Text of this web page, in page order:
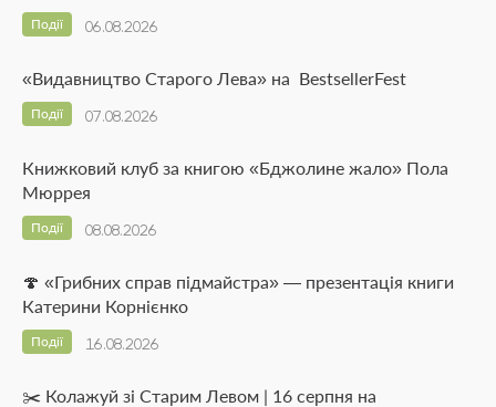
06.08.2026
Події
«Видавництво Старого Лева» на BestsellerFest
07.08.2026
Події
Книжковий клуб за книгою «Бджолине жало» Пола
Мюррея
08.08.2026
Події
🍄 «Грибних справ підмайстра» — презентація книги
Катерини Корнієнко
16.08.2026
Події
✂️ Колажуй зі Старим Левом | 16 серпня на